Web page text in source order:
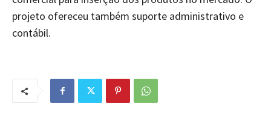
projeto ofereceu também suporte administrativo e
contábil.